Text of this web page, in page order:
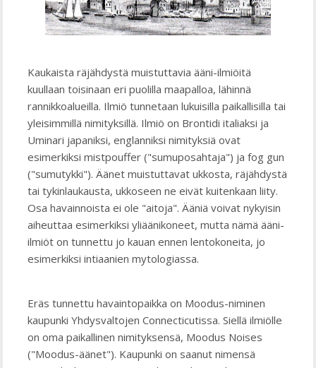
Kaukaista räjähdystä muistuttavia ääni-ilmiöitä
kuullaan toisinaan eri puolilla maapalloa, lähinnä
rannikkoalueilla. Ilmiö tunnetaan lukuisilla paikallisilla tai
yleisimmillä nimityksillä. Ilmiö on Brontidi italiaksi ja
Uminari japaniksi, englanniksi nimityksiä ovat
esimerkiksi mistpouffer ("sumuposahtaja") ja fog gun
("sumutykki"). Äänet muistuttavat ukkosta, räjähdystä
tai tykinlaukausta, ukkoseen ne eivät kuitenkaan liity.
Osa havainnoista ei ole "aitoja". Ääniä voivat nykyisin
aiheuttaa esimerkiksi yliäänikoneet, mutta nämä ääni-
ilmiöt on tunnettu jo kauan ennen lentokoneita, jo
esimerkiksi intiaanien mytologiassa.
Eräs tunnettu havaintopaikka on Moodus-niminen
kaupunki Yhdysvaltojen Connecticutissa. Siellä ilmiölle
on oma paikallinen nimityksensä, Moodus Noises
("Moodus-äänet"). Kaupunki on saanut nimensä